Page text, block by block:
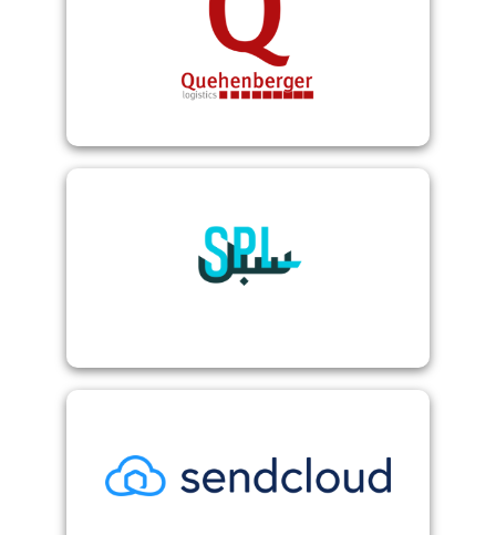
Quehenberger
Saudi Post
Sendcloud